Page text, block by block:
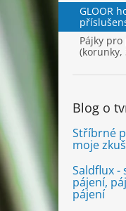
GLOOR
Pájky
(korunky,
Blog o
Stříbrné
moje
Saldflux -
pájení,
pájení